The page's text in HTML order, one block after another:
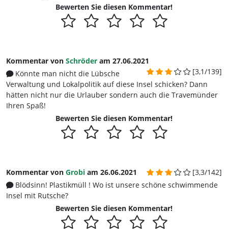
Bewerten Sie diesen Kommentar!
Kommentar von Schröder am 27.06.2021
[3,1/139]
Könnte man nicht die Lübsche
Verwaltung und Lokalpolitik auf diese Insel schicken? Dann
hätten nicht nur die Urlauber sondern auch die Travemünder
Ihren Spaß!
Bewerten Sie diesen Kommentar!
Kommentar von Grobi am 26.06.2021
[3,3/142]
Blödsinn! Plastikmüll ! Wo ist unsere schöne schwimmende
Insel mit Rutsche?
Bewerten Sie diesen Kommentar!